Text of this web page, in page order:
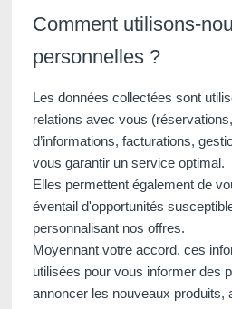
Comment utilisons-
personnelles ?
Les données collectées sont
relations avec vous
d’informations, facturations,
vous garantir un service optimal.
Elles permettent également de
éventail d'opportunités
personnalisant nos offres.
Moyennant votre accord, ces
utilisées pour vous informer des
annoncer les nouveaux produits,